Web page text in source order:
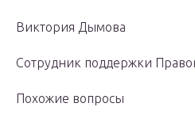
Виктория Дымова
Сотрудник поддержки
Похожие вопросы